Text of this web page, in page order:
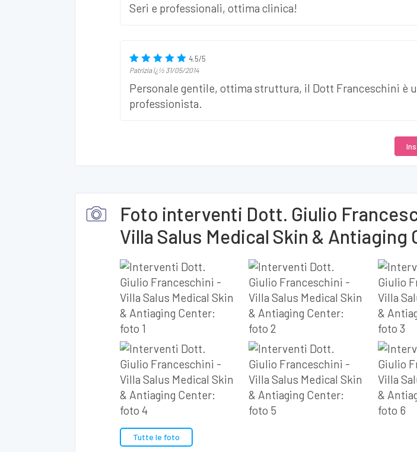
Seri e professionali, ottima clinica!
4.5/5
Patriziaï¿½ 31/05/2014
Personale gentile, ottima struttura, il Dott Franceschini è
professionista.
Foto interventi Dott. Giulio
Villa Salus Medical Skin & Antiaging
Tutte le foto